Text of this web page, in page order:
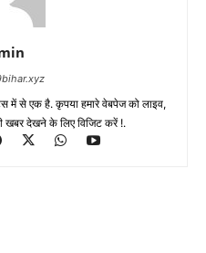
में से एक है. कृपया हमारे वेबपेज को लाइव,
खबर देखने के लिए विजिट करें !.